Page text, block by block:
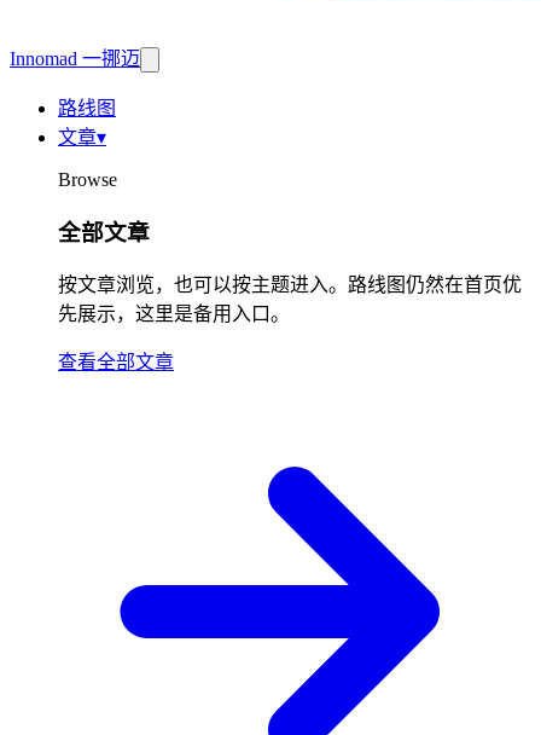
Innomad 一挪迈
路线图
文章▾
Browse
全部文章
按文章浏览，也可以按主题进入。路线图仍然在首页优
先展示，这里是备用入口。
查看全部文章